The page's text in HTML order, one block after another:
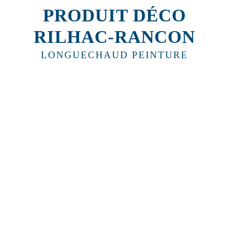
PRODUIT DÉCO
RILHAC-RANCON
LONGUECHAUD PEINTURE